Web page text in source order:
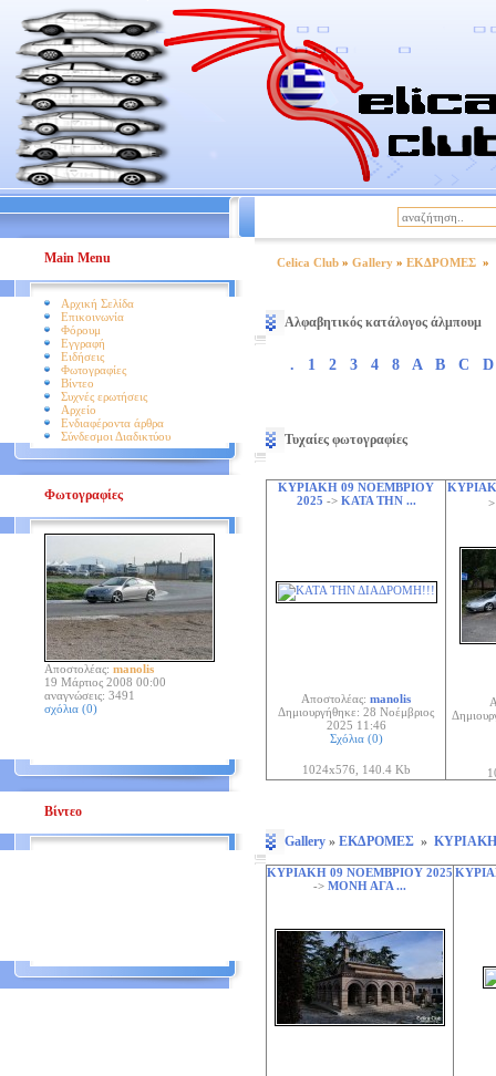
Main Menu
Αρχική Σελίδα
Επικοινωνία
Φόρουμ
Εγγραφή
Ειδήσεις
Φωτογραφίες
Βίντεο
Συχνές ερωτήσεις
Αρχείο
Ενδιαφέροντα άρθρα
Σύνδεσμοι Διαδικτύου
Φωτογραφίες
Αποστολέας: manolis
19 Μάρτιος 2008 00:00
αναγνώσεις: 3491
σχόλια (0)
Βίντεο
Celica Club » Gallery » ΕΚΔΡΟΜΕΣ »
Αλφαβητικός κατάλογος άλμπουμ
. 1 2 3 4 8 A B C D
Τυχαίες φωτογραφίες
ΚΥΡΙΑΚΗ 09 ΝΟΕΜΒΡΙΟΥ
2025 -> ΚΑΤΑ ΤΗΝ ...
Αποστολέας: manolis
Δημιουργήθηκε: 28 Νοέμβριος
2025 11:46
Σχόλια (0)
1024x576, 140.4 Kb
Gallery » ΕΚΔΡΟΜΕΣ » ΚΥΡΙΑΚΗ
ΚΥΡΙΑΚΗ 09 ΝΟΕΜΒΡΙΟΥ 2025
-> ΜΟΝΗ ΑΓΑ ...